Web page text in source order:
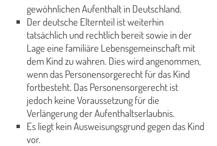
gewöhnlichen Aufenthalt in Deutschland.
Der deutsche Elternteil ist weiterhin
tatsächlich und rechtlich bereit sowie in der
Lage eine familiäre Lebensgemeinschaft mit
dem Kind zu wahren. Dies wird angenommen,
wenn das Personensorgerecht für das Kind
fortbesteht. Das Personensorgerecht ist
jedoch keine Voraussetzung für die
Verlängerung der Aufenthaltserlaubnis.
Es liegt kein Ausweisungsgrund gegen das Kind
vor.